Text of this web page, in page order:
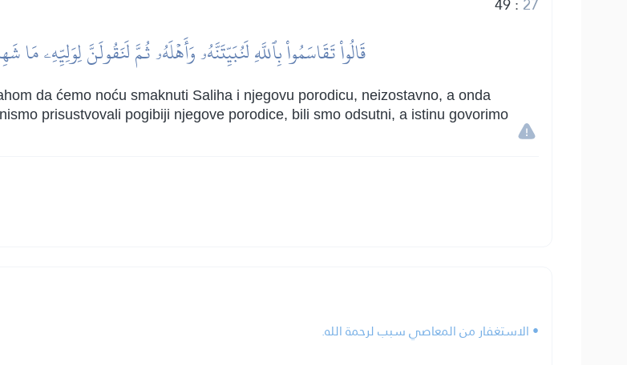
قَالُواْ تَقَاسَمُواْ بِٱللَّهِ لَنُبَيِّتَنَّهُۥ وَأَهۡلَهُۥ ثُمَّ لَنَقُولَنَّ لِوَلِيِّهِۦ
da ćemo noću smaknuti Saliha i njegovu porodicu, neizostavno, a onda
prisustvovali pogibiji njegove porodice, bili smo odsutni, a istinu govorimo
• الاستغفار من المعاصي سبب لرحمة الله.